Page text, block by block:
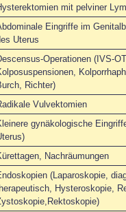
mit pelviner
Eingriffe im
Uterus
Operationen (IVS-
Richter)
Vulvektomien
gynäkologische
Nachräumungen
(Laparoskopie,
Hysteroskopie,